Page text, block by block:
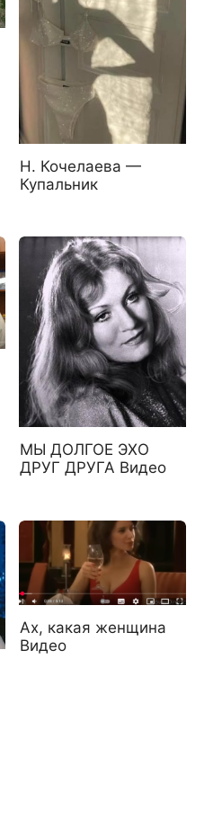
Н. Кочелаева —
Купальник
МЫ ДОЛГОЕ ЭХО
ДРУГ ДРУГА Видео
Ах, какая женщина
Видео